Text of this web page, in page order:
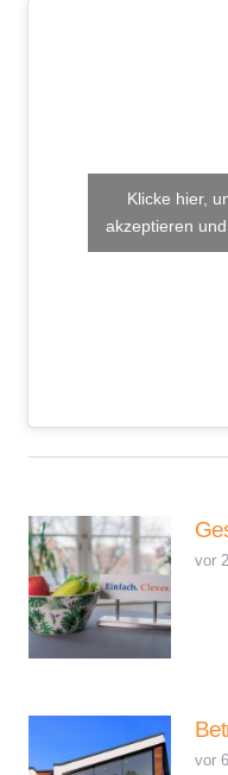
Klicke hier,
akzeptieren
vor
vor